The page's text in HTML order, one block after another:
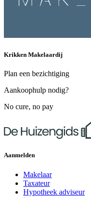
Krikken Makelaardij
Plan een bezichtiging
Aankoophulp nodig?
No cure, no pay
Aanmelden
Makelaar
Taxateur
Hypotheek adviseur